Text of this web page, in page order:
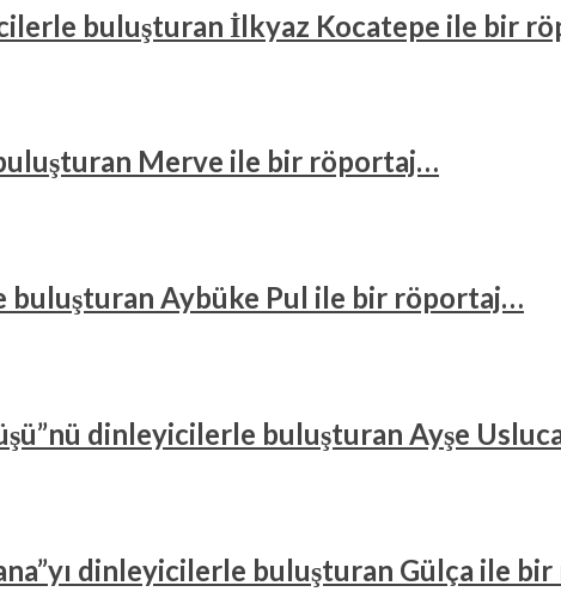
buluşturan İlkyaz Kocatepe ile bir
buluşturan Merve ile bir röportaj…
buluşturan Aybüke Pul ile bir röportaj…
dinleyicilerle buluşturan Ayşe
dinleyicilerle buluşturan Gülça ile